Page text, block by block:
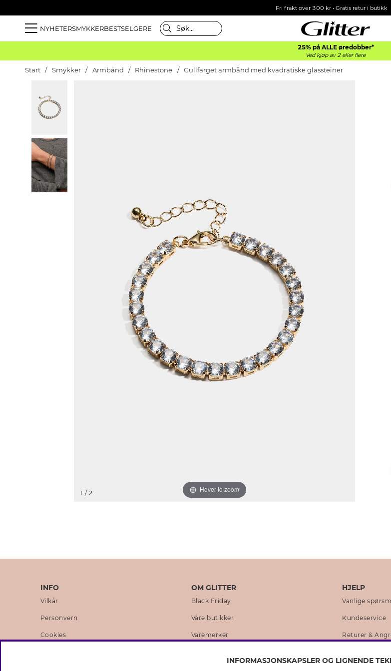
Fri frakt over 300 kr • Gratis retur i butikk
NYHETERSMYKKERBESTSELGERE
25% på ALLE øredobber*
Ved kjøp av 2 eller flere
Start Smykker Armbånd Rhinestone Gullfarget armbånd med kvadratiske glassteiner
Hover to zoom
1 / 2
INFO
Vilkår
Personvern
Cookies
OM GLITTER
Black Friday
Våre butikker
Varemerker
HJELP
Vanlige
Kundeservice
Returer &
INFORMASJONSKAPSLER OG LIGNENDE